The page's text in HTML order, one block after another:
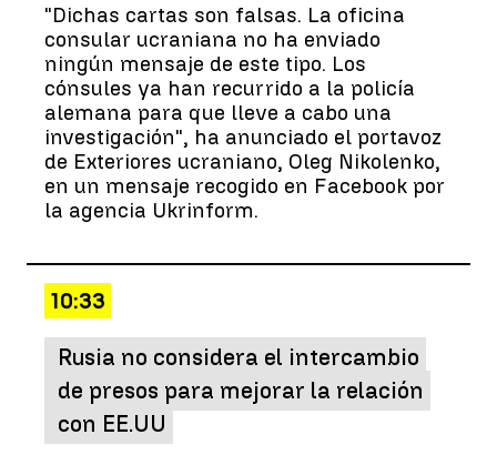
"Dichas cartas son falsas. La oficina
consular ucraniana no ha enviado
ningún mensaje de este tipo. Los
cónsules ya han recurrido a la policía
alemana para que lleve a cabo una
investigación", ha anunciado el portavoz
de Exteriores ucraniano, Oleg Nikolenko,
en un mensaje recogido en Facebook por
la agencia Ukrinform.
10:33
Rusia no considera el intercambio
de presos para mejorar la relación
con EE.UU